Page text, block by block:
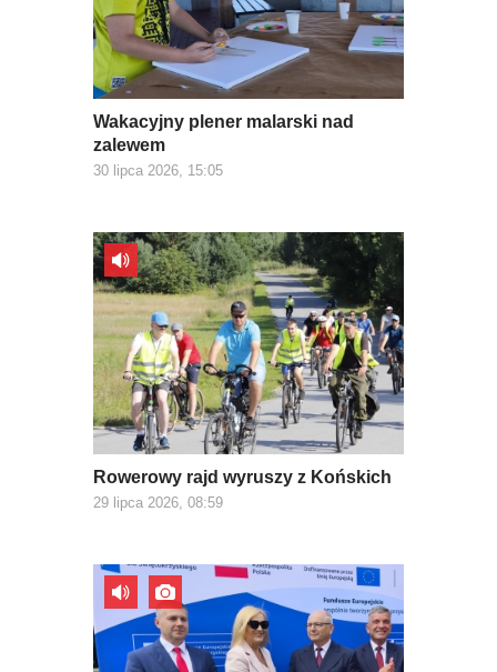
Wakacyjny plener malarski nad
zalewem
30 lipca 2026, 15:05
Rowerowy rajd wyruszy z Końskich
29 lipca 2026, 08:59